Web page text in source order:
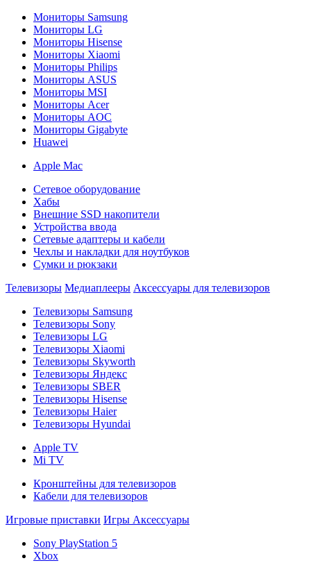
Мониторы Samsung
Мониторы LG
Мониторы Hisense
Мониторы Xiaomi
Мониторы Philips
Мониторы ASUS
Мониторы MSI
Мониторы Acer
Мониторы AOC
Мониторы Gigabyte
Huawei
Apple Mac
Сетевое оборудование
Хабы
Внешние SSD накопители
Устройства ввода
Сетевые адаптеры и кабели
Чехлы и накладки для ноутбуков
Сумки и рюкзаки
Телевизоры Медиаплееры Аксессуары для телевизоров
Телевизоры Samsung
Телевизоры Sony
Телевизоры LG
Телевизоры Xiaomi
Телевизоры Skyworth
Телевизоры Яндекс
Телевизоры SBER
Телевизоры Hisense
Телевизоры Haier
Телевизоры Hyundai
Apple TV
Mi TV
Кронштейны для телевизоров
Кабели для телевизоров
Игровые приставки Игры Аксессуары
Sony PlayStation 5
Xbox